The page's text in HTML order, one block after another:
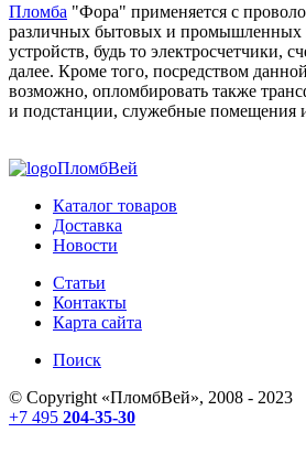
Пломба "Фора" применяется с
различных бытовых и промышленных
устройств, будь то электросчетчики,
далее. Кроме того, посредством
возможно, опломбировать также
и подстанции, служебные помещения
ПломбВей
Каталог товаров
Доставка
Новости
Статьи
Контакты
Карта сайта
Поиск
© Copyright «ПломбВей», 2008 - 2023
+7 495 204-35-30